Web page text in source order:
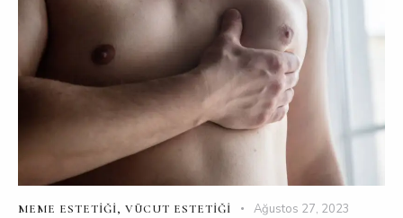
MEME ESTETIĞI, VÜCUT ESTETIĞI Ağustos 27, 2023